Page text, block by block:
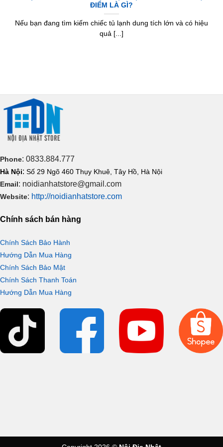
ĐIỂM LÀ GÌ?
Nếu bạn đang tìm kiếm chiếc tủ lạnh dung tích lớn và có hiệu
quả [...]
Phone: 0833.884.777
Hà Nội: Số 29 Ngõ 460 Thụy Khuê, Tây Hồ, Hà Nội
Email: noidianhatstore@gmail.com
Website: http://noidianhatstore.com
Chính sách bán hàng
Chính Sách Bảo Hành
Hướng Dẫn Mua Hàng
Chính Sách Bảo Mật
Chính Sách Thanh Toán
Hướng Dẫn Mua Hàng